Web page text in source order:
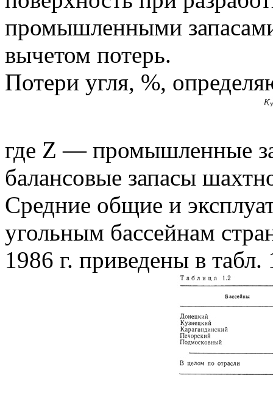
промышленными
вычетом потерь.
Потери угля, %,
где Z — промышленные
балансовые запасы
Средние общие и
угольным бассейнам
1986 г. приведены в табл.